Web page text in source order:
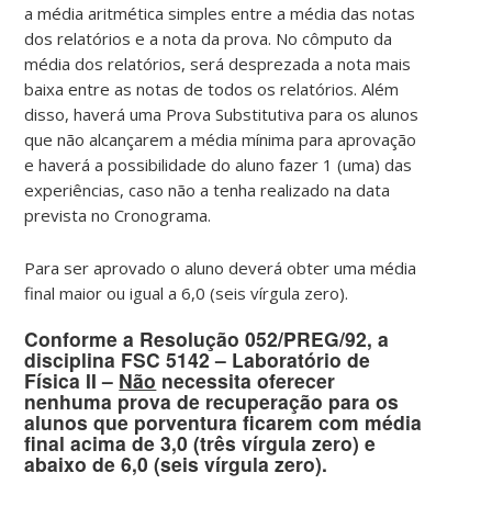
a média aritmética simples entre a média das notas
dos relatórios e a nota da prova. No cômputo da
média dos relatórios, será desprezada a nota mais
baixa entre as notas de todos os relatórios. Além
disso, haverá uma Prova Substitutiva para os alunos
que não alcançarem a média mínima para aprovação
e haverá a possibilidade do aluno fazer 1 (uma) das
experiências, caso não a tenha realizado na data
prevista no Cronograma.
Para ser aprovado o aluno deverá obter uma média
final maior ou igual a 6,0 (seis vírgula zero).
Conforme a Resolução 052/PREG/92, a
disciplina FSC 5142 – Laboratório de
Física II – Não necessita oferecer
nenhuma prova de recuperação para os
alunos que porventura ficarem com média
final acima de 3,0 (três vírgula zero) e
abaixo de 6,0 (seis vírgula zero).